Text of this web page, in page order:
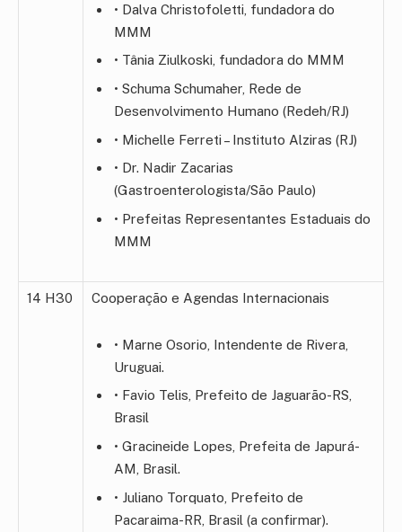
• Dalva Christofoletti, fundadora do
MMM
• Tânia Ziulkoski, fundadora do MMM
• Schuma Schumaher, Rede de
Desenvolvimento Humano (Redeh/RJ)
• Michelle Ferreti – Instituto Alziras (RJ)
• Dr. Nadir Zacarias
(Gastroenterologista/São Paulo)
• Prefeitas Representantes Estaduais do
MMM
14 H30 Cooperação e Agendas Internacionais
• Marne Osorio, Intendente de Rivera,
Uruguai.
• Favio Telis, Prefeito de Jaguarão-RS,
Brasil
• Gracineide Lopes, Prefeita de Japurá-
AM, Brasil.
• Juliano Torquato, Prefeito de
Pacaraima-RR, Brasil (a confirmar).